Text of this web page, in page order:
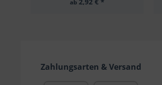
ab
Zahlungsarten & Versand